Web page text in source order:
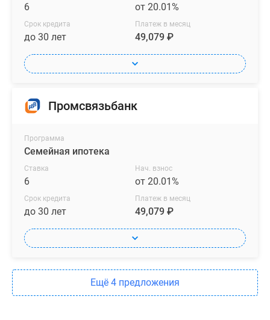
6 от 20.01%
Срок кредита
до 30 лет
Платеж в месяц
49,079 ₽
Промсвязьбанк
Программа
Семейная ипотека
Ставка
6
Нач. взнос
от 20.01%
Срок кредита
до 30 лет
Платеж в месяц
49,079 ₽
Ещё 4 предложения